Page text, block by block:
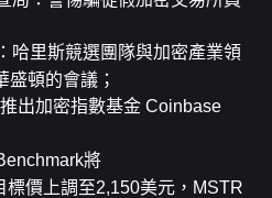
哈里斯競選團隊與加密產業領
盛頓的會議；
出加密指數基金 Coinbase
將
標價上調至2,150美元，MSTR